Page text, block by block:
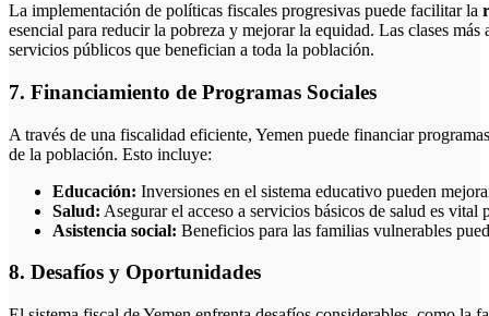
La implementación de políticas fiscales progresivas puede facilitar la
esencial para reducir la pobreza y mejorar la equidad. Las clases
servicios públicos que benefician a toda la población.
7. Financiamiento de Programas Sociales
A través de una fiscalidad eficiente, Yemen puede financiar
de la población. Esto incluye:
Educación: Inversiones en el sistema educativo pueden
Salud: Asegurar el acceso a servicios básicos de salud es vital
Asistencia social: Beneficios para las familias vulnerables
8. Desafíos y Oportunidades